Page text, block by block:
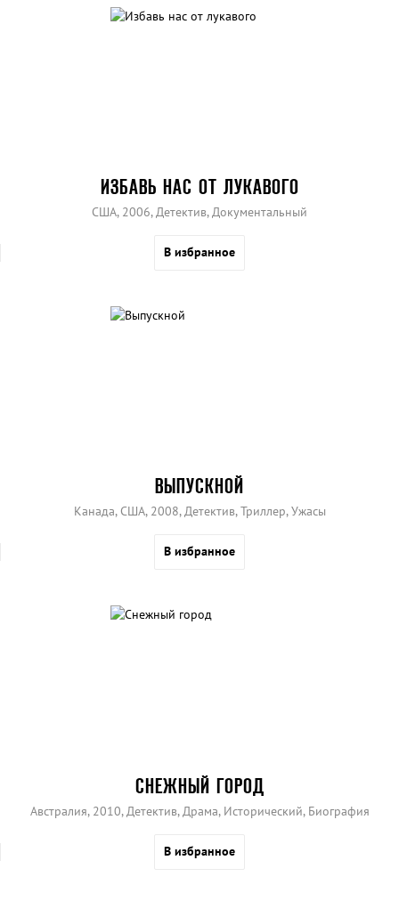
ИЗБАВЬ НАС ОТ ЛУКАВОГО
США, 2006, Детектив, Документальный
В избранное
ВЫПУСКНОЙ
Канада, США, 2008, Детектив, Триллер, Ужасы
В избранное
СНЕЖНЫЙ ГОРОД
Австралия, 2010, Детектив, Драма, Исторический, Биография
В избранное